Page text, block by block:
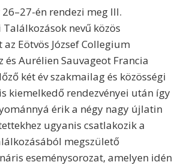
én rendezi meg III.
nevű közös
Eötvös József Collegium
és Aurélien Sauvageot Francia
két év szakmailag és közösségi
kiemelkedő rendezvényei után így
érik a négy nagy újlatin
ugyanis csatlakozik a
megszülető
eseménysorozat, amelyen idén